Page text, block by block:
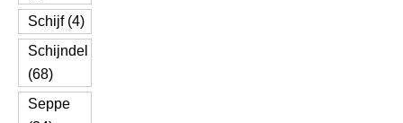
Schijf (4)
Schijndel
(68)
Seppe